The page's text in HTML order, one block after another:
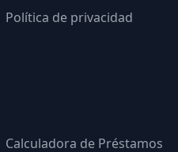
Política de privacidad
Calculadora de Préstamos